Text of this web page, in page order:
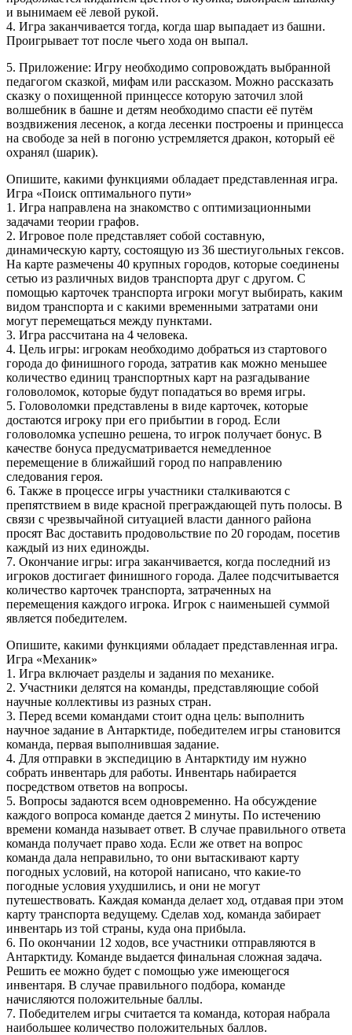
и вынимаем её левой рукой.
4. Игра заканчивается тогда, когда шар выпадает из башни.
Проигрывает тот после чьего хода он выпал.
5. Приложение: Игру необходимо сопровождать выбранной
педагогом сказкой, мифам или рассказом. Можно рассказать
сказку о похищенной принцессе которую заточил злой
волшебник в башне и детям необходимо спасти её путём
воздвижения лесенок, а когда лесенки построены и принцесса
на свободе за ней в погоню устремляется дракон, который её
охранял (шарик).
Опишите, какими функциями обладает представленная игра.
Игра «Поиск оптимального пути»
1. Игра направлена на знакомство с оптимизационными
задачами теории графов.
2. Игровое поле представляет собой составную,
динамическую карту, состоящую из 36 шестиугольных гексов.
На карте размечены 40 крупных городов, которые соединены
сетью из различных видов транспорта друг с другом. С
помощью карточек транспорта игроки могут выбирать, каким
видом транспорта и с какими временными затратами они
могут перемещаться между пунктами.
3. Игра рассчитана на 4 человека.
4. Цель игры: игрокам необходимо добраться из стартового
города до финишного города, затратив как можно меньшее
количество единиц транспортных карт на разгадывание
головоломок, которые будут попадаться во время игры.
5. Головоломки представлены в виде карточек, которые
достаются игроку при его прибытии в город. Если
головоломка успешно решена, то игрок получает бонус. В
качестве бонуса предусматривается немедленное
перемещение в ближайший город по направлению
следования героя.
6. Также в процессе игры участники сталкиваются с
препятствием в виде красной преграждающей путь полосы. В
связи с чрезвычайной ситуацией власти данного района
просят Вас доставить продовольствие по 20 городам, посетив
каждый из них единожды.
7. Окончание игры: игра заканчивается, когда последний из
игроков достигает финишного города. Далее подсчитывается
количество карточек транспорта, затраченных на
перемещения каждого игрока. Игрок с наименьшей суммой
является победителем.
Опишите, какими функциями обладает представленная игра.
Игра «Механик»
1. Игра включает разделы и задания по механике.
2. Участники делятся на команды, представляющие собой
научные коллективы из разных стран.
3. Перед всеми командами стоит одна цель: выполнить
научное задание в Антарктиде, победителем игры становится
команда, первая выполнившая задание.
4. Для отправки в экспедицию в Антарктиду им нужно
собрать инвентарь для работы. Инвентарь набирается
посредством ответов на вопросы.
5. Вопросы задаются всем одновременно. На обсуждение
каждого вопроса команде дается 2 минуты. По истечению
времени команда называет ответ. В случае правильного ответа
команда получает право хода. Если же ответ на вопрос
команда дала неправильно, то они вытаскивают карту
погодных условий, на которой написано, что какие-то
погодные условия ухудшились, и они не могут
путешествовать. Каждая команда делает ход, отдавая при этом
карту транспорта ведущему. Сделав ход, команда забирает
инвентарь из той страны, куда она прибыла.
6. По окончании 12 ходов, все участники отправляются в
Антарктиду. Команде выдается финальная сложная задача.
Решить ее можно будет с помощью уже имеющегося
инвентаря. В случае правильного подбора, команде
начисляются положительные баллы.
7. Победителем игры считается та команда, которая набрала
наибольшее количество положительных баллов.